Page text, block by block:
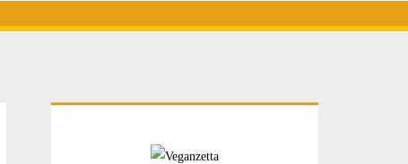
Primary